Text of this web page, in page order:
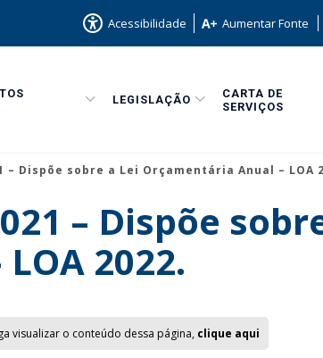
Acessibilidade Aumentar Fonte
LEGISLAÇÃO
CARTA DE
SERVIÇOS
– Dispõe sobre a Lei Orçamentária Anual – LOA
– Dispõe
2022.
visualizar o conteúdo dessa página, clique aqui